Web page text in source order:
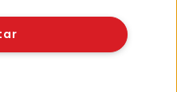
EROSKI
cookies